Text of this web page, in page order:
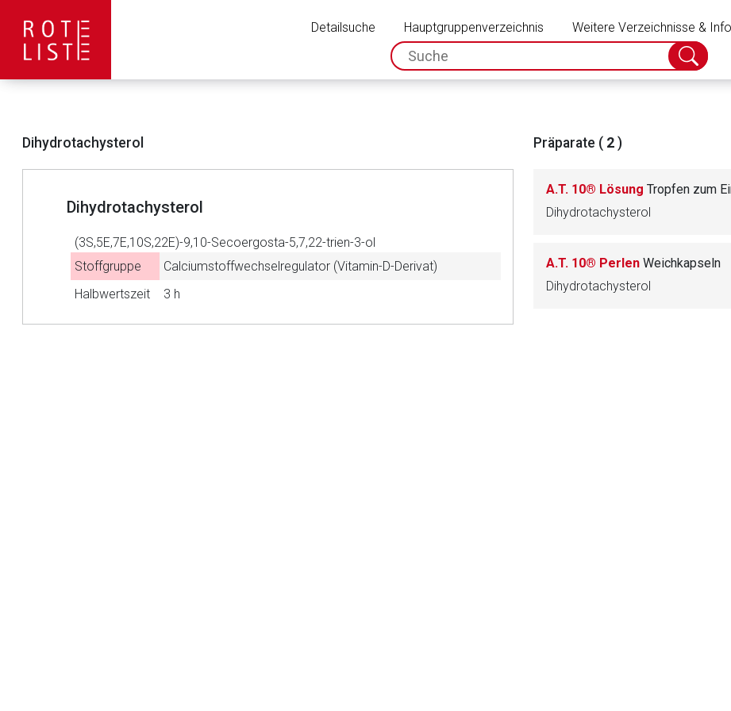
Detailsuche Hauptgruppenverzeichnis
Weitere Verzeichnisse &
spc.search.input.placeholder
Suche
abschicken
Dihydrotachysterol
Dihydrotachysterol
(3S,5E,7E,10S,22E)-9,10-Secoergosta-5,7,22-trien-3-ol
Stoffgruppe
Calciumstoffwechselregulator (Vitamin-D-Derivat)
Halbwertszeit
3 h
Präparate ( 2 )
A.T. 10® Lösung Tropfen zum
Dihydrotachysterol
A.T. 10® Perlen Weichkapseln
Dihydrotachysterol